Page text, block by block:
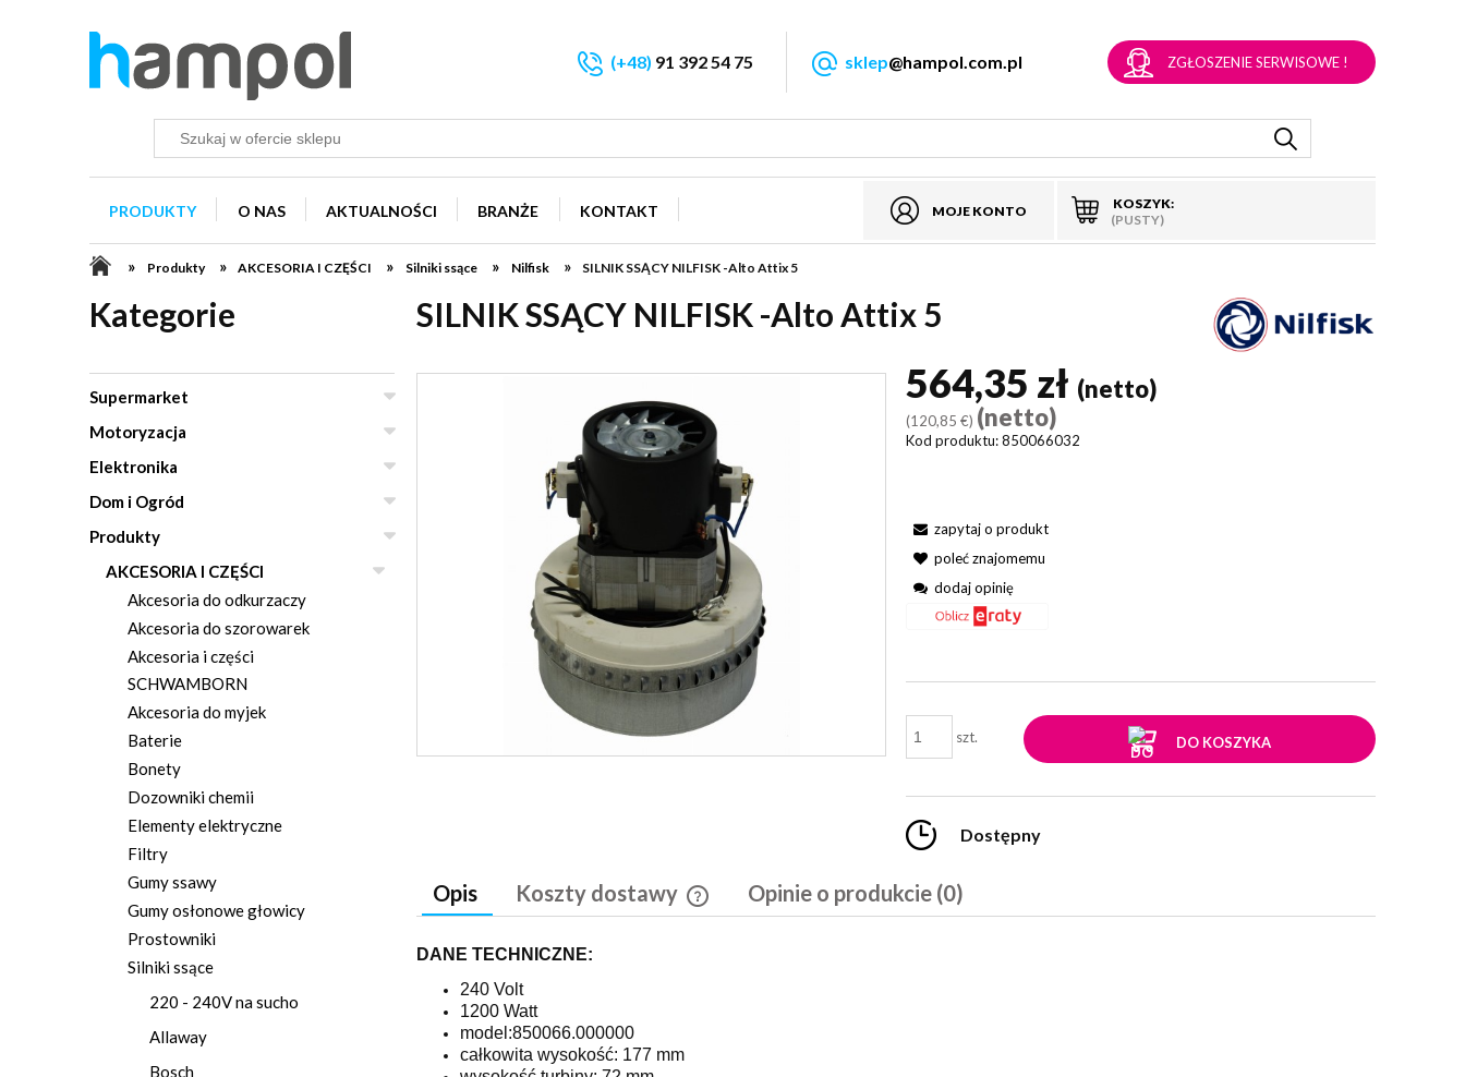
MOJE KONTO
KOSZYK:
(PUSTY)
(+48) 91 392 54 75 sklep@hampol.com.pl ZGŁOSZENIE SERWISOWE !
PRODUKTY O NAS AKTUALNOŚCI BRANŻE KONTAKT
» Produkty » AKCESORIA I CZĘŚCI » Silniki ssące » Nilfisk » SILNIK SSĄCY NILFISK -Alto Attix 5
Kategorie
Supermarket
Motoryzacja
Elektronika
Dom i Ogród
Produkty
AKCESORIA I CZĘŚCI
Akcesoria do odkurzaczy
Akcesoria do szorowarek
Akcesoria i części
SCHWAMBORN
Akcesoria do myjek
Baterie
Bonety
Dozowniki chemii
Elementy elektryczne
Filtry
Gumy ssawy
Gumy osłonowe głowicy
Prostowniki
Silniki ssące
220 - 240V na sucho
Allaway
Bosch
SILNIK SSĄCY NILFISK -Alto Attix 5
564,35 zł (netto)
(120,85 €) (netto)
Kod produktu: 850066032
zapytaj o produkt
poleć znajomemu
dodaj opinię
szt. DO KOSZYKA
Dostępny
Opis Koszty dostawy Opinie o produkcie (0)
DANE TECHNICZNE:
240 Volt
1200 Watt
model:850066.000000
całkowita wysokość: 177 mm